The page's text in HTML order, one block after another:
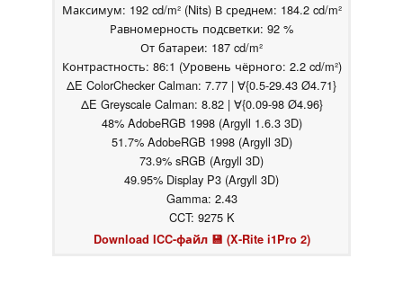
Максимум: 192 cd/m² (Nits) В среднем: 184.2 cd/m²
Равномерность подсветки: 92 %
От батареи: 187 cd/m²
Контрастность: 86:1 (Уровень чёрного: 2.2 cd/m²)
ΔE ColorChecker Calman: 7.77 | ∀{0.5-29.43 Ø4.71}
ΔE Greyscale Calman: 8.82 | ∀{0.09-98 Ø4.96}
48% AdobeRGB 1998 (Argyll 1.6.3 3D)
51.7% AdobeRGB 1998 (Argyll 3D)
73.9% sRGB (Argyll 3D)
49.95% Display P3 (Argyll 3D)
Gamma: 2.43
CCT: 9275 K
Download ICC-файл 💾 (X-Rite i1Pro 2)